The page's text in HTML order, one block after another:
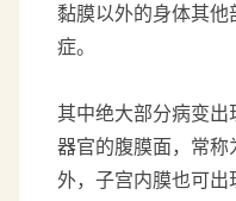
黏膜以外的身体其
症。
其中绝大部分病变
器官的腹膜面，常称
外，子宫内膜也可